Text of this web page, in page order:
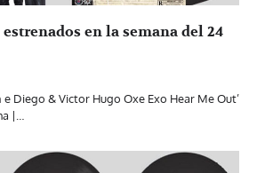
en la semana del 24
e Diego & Victor Hugo Oxe Exo Hear Me Out’
|…